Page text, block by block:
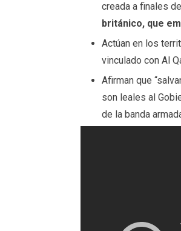
creada a finales
británico, que
Actúan en los
vinculado con Al
Afirman que
son leales al
de la banda